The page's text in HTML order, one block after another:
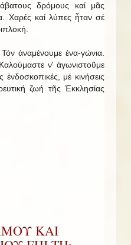
δρόμους καί μᾶς
Χαρές καί λύπες ἦταν σέ
ἀναμένουμε ἐνα-γώνια.
ν' ἀγωνιστοῦμε
ἐνδοσκοπικές, μέ κινήσεις
ζωή τῆς Ἐκκλησίας
ΚΑΙ